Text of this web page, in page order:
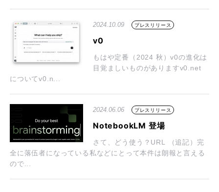
2024.10.09 プレスリリース
v0
もはや定番（2024 秋）v0の進化は
目覚ましいものがありますv0.net
についてv0.n...
2024.06.06 プレスリリース
NotebookLM 登場
さて、どう使う？URL （追記）完
全に落伍者になっている私などにとって本件は朗報と言える
ので...